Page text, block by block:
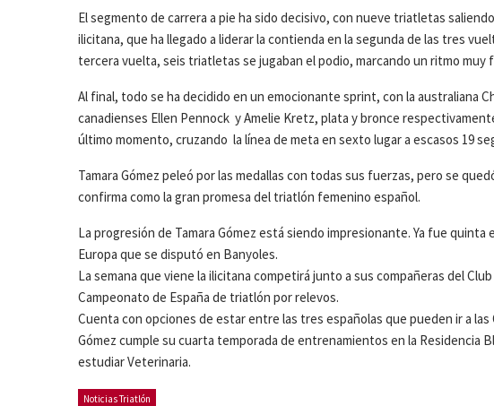
El segmento de carrera a pie ha sido decisivo, con nueve triatletas
ilicitana, que ha llegado a liderar la contienda en la segunda de las tres
tercera vuelta, seis triatletas se jugaban el podio, marcando un ritmo muy
Al final, todo se ha decidido en un emocionante sprint, con la australiana
canadienses Ellen Pennock y Amelie Kretz, plata y bronce
último momento, cruzando la línea de meta en sexto lugar a escasos 19
Tamara Gómez peleó por las medallas con todas sus fuerzas, pero se
confirma como la gran promesa del triatlón femenino español.
La progresión de Tamara Gómez está siendo impresionante. Ya fue quinta
Europa que se disputó en Banyoles.
La semana que viene la ilicitana competirá junto a sus compañeras del
Campeonato de España de triatlón por relevos.
Cuenta con opciones de estar entre las tres españolas que pueden ir a las
Gómez cumple su cuarta temporada de entrenamientos en la Residencia
estudiar Veterinaria.
Noticias Triatlón